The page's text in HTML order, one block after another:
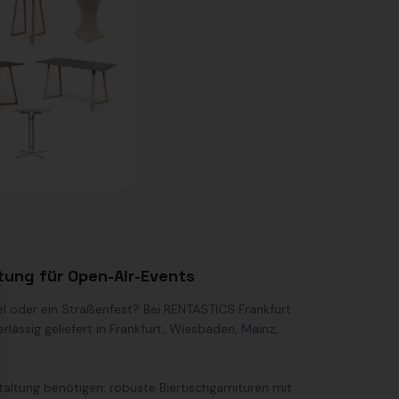
für Open-Air-Events
ein Straßenfest? Bei RENTASTICS Frankfurt
geliefert in Frankfurt, Wiesbaden, Mainz,
benötigen: robuste Biertischgarnituren mit